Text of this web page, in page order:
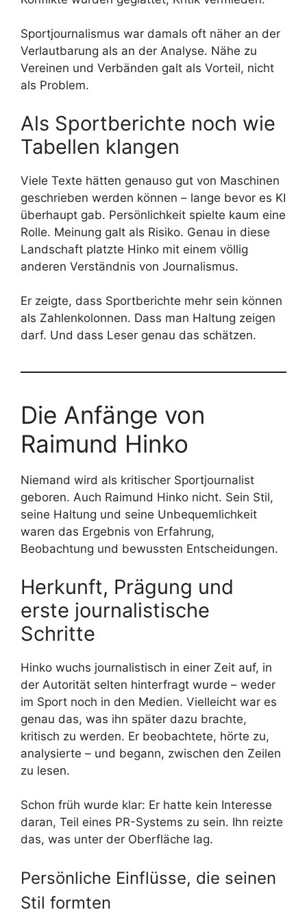
Sportjournalismus war damals oft näher an der
Verlautbarung als an der Analyse. Nähe zu
Vereinen und Verbänden galt als Vorteil, nicht
als Problem.
Als Sportberichte noch wie
Tabellen klangen
Viele Texte hätten genauso gut von Maschinen
geschrieben werden können – lange bevor es KI
überhaupt gab. Persönlichkeit spielte kaum eine
Rolle. Meinung galt als Risiko. Genau in diese
Landschaft platzte Hinko mit einem völlig
anderen Verständnis von Journalismus.
Er zeigte, dass Sportberichte mehr sein können
als Zahlenkolonnen. Dass man Haltung zeigen
darf. Und dass Leser genau das schätzen.
Die Anfänge von
Raimund Hinko
Niemand wird als kritischer Sportjournalist
geboren. Auch Raimund Hinko nicht. Sein Stil,
seine Haltung und seine Unbequemlichkeit
waren das Ergebnis von Erfahrung,
Beobachtung und bewussten Entscheidungen.
Herkunft, Prägung und
erste journalistische
Schritte
Hinko wuchs journalistisch in einer Zeit auf, in
der Autorität selten hinterfragt wurde – weder
im Sport noch in den Medien. Vielleicht war es
genau das, was ihn später dazu brachte,
kritisch zu werden. Er beobachtete, hörte zu,
analysierte – und begann, zwischen den Zeilen
zu lesen.
Schon früh wurde klar: Er hatte kein Interesse
daran, Teil eines PR-Systems zu sein. Ihn reizte
das, was unter der Oberfläche lag.
Persönliche Einflüsse, die seinen
Stil formten